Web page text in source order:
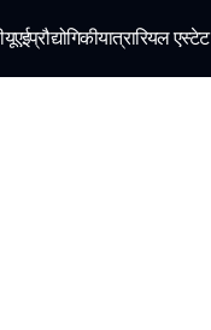
यूएईप्रौद्योगिकीयात्रारियल एस्टेट